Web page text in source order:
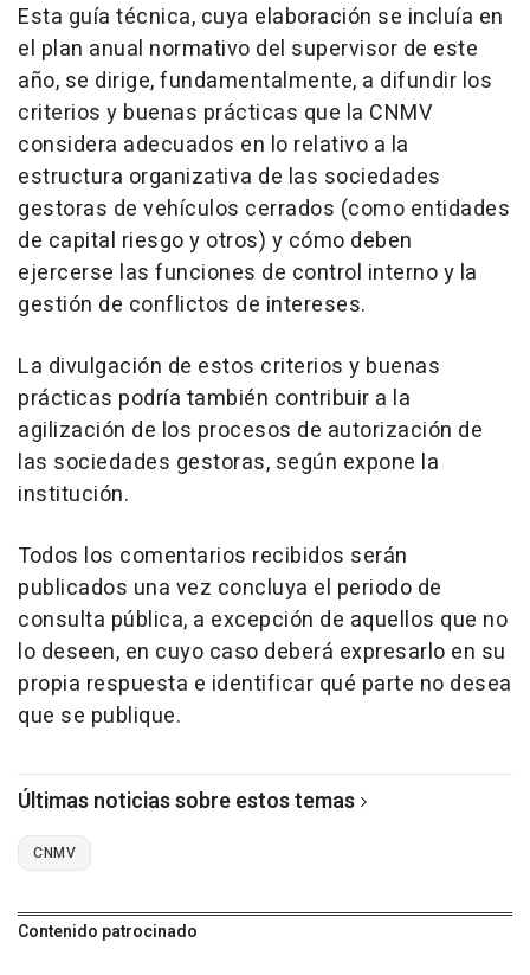
Esta guía técnica, cuya elaboración se incluía en
el plan anual normativo del supervisor de este
año, se dirige, fundamentalmente, a difundir los
criterios y buenas prácticas que la CNMV
considera adecuados en lo relativo a la
estructura organizativa de las sociedades
gestoras de vehículos cerrados (como entidades
de capital riesgo y otros) y cómo deben
ejercerse las funciones de control interno y la
gestión de conflictos de intereses.
La divulgación de estos criterios y buenas
prácticas podría también contribuir a la
agilización de los procesos de autorización de
las sociedades gestoras, según expone la
institución.
Todos los comentarios recibidos serán
publicados una vez concluya el periodo de
consulta pública, a excepción de aquellos que no
lo deseen, en cuyo caso deberá expresarlo en su
propia respuesta e identificar qué parte no desea
que se publique.
Últimas noticias sobre estos temas
CNMV
Contenido patrocinado